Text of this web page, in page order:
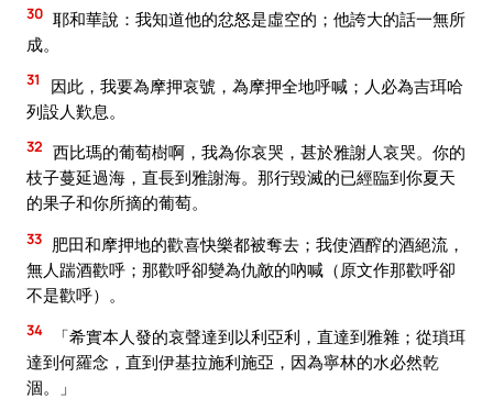
30 耶和華說：我知道他的忿怒是虛空的；他誇大的話一無所
成。
31
因此，我要為摩押哀號，為摩押全地呼喊；人必為吉珥哈
列設人歎息。
32 西比瑪的葡萄樹啊，我為你哀哭，甚於雅謝人哀哭。你的
枝子蔓延過海，直長到雅謝海。那行毀滅的已經臨到你夏天
的果子和你所摘的葡萄。
33 肥田和摩押地的歡喜快樂都被奪去；我使酒醡的酒絕流，
無人踹酒歡呼；那歡呼卻變為仇敵的吶喊（原文作那歡呼卻
不是歡呼）。
34
「希實本人發的哀聲達到以利亞利，直達到雅雜；從瑣珥
達到何羅念，直到伊基拉施利施亞，因為寧林的水必然乾
涸。」